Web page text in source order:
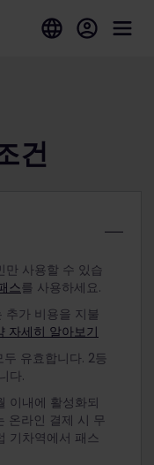
건
만 사용할 수 있습
스를 사용하세요.
추가 비용을 지불
자세히 알아보기
유효합니다. 2등
다.
이내에 활성화되
온라인 결제 시 무
기차역에서 패스